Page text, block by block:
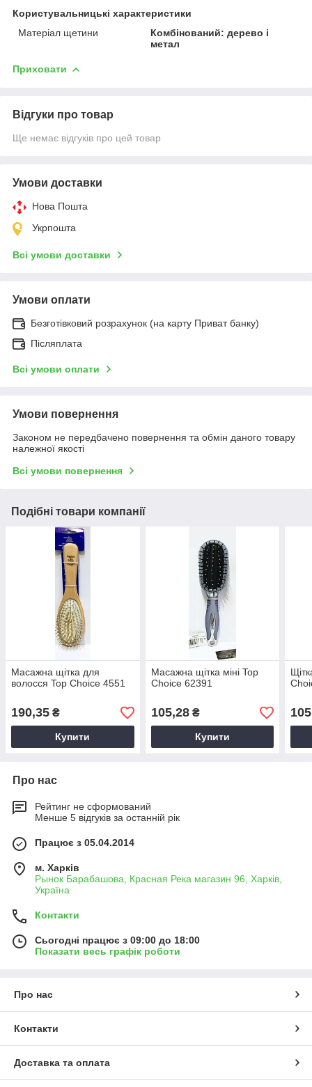
Користувальницькі характеристики
Матеріал щетини
Комбінований: дерево і
метал
Приховати
Відгуки про товар
Ще немає відгуків про цей товар
Умови доставки
Нова Пошта
Укрпошта
Всі умови доставки
Умови оплати
Безготівковий розрахунок (на карту Приват банку)
Післяплата
Всі умови оплати
Умови повернення
Законом не передбачено повернення та обмін даного товару
належної якості
Всі умови повернення
Подібні товари компанії
Масажна щітка для
волосся Top Choice 4551
190,35 ₴
Купити
Масажна щітка міні Top
Choice 62391
105,28₴
Купити
Про нас
Рейтинг не сформований
Менше 5 відгуків за останній рік
Працює з 05.04.2014
м. Харків
Рынок Барабашова, Красная Река магазин 96, Харків,
Україна
Контакти
Сьогодні працює з 09:00 до 18:00
Показати весь графік роботи
Про нас
Контакти
Доставка та оплата